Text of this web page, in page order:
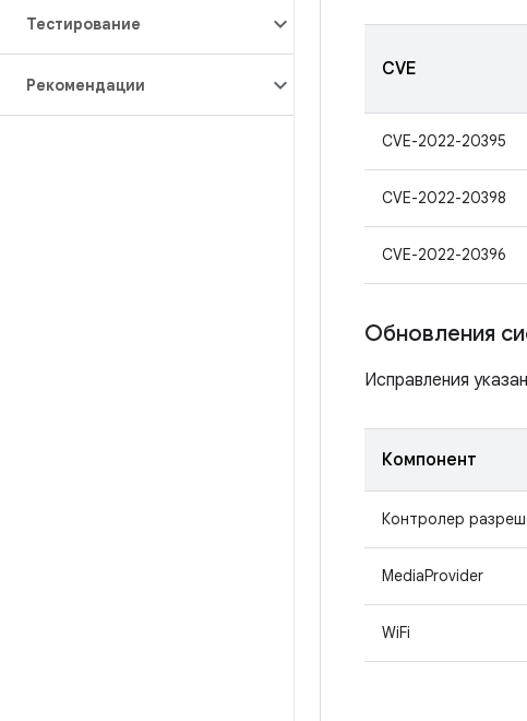
Тестирование
Рекомендации
CVE
CVE-2022-20395
CVE-2022-20398
CVE-2022-20396
Обновления
Исправления
Компонент
Контролер
MediaProvider
WiFi